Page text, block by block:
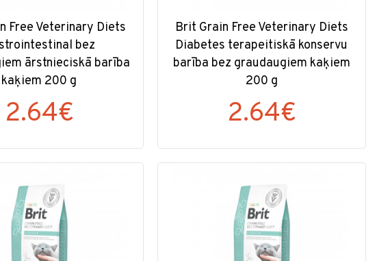
Free Veterinary Diets
bez
ārstnieciskā barība
kaķiem 200 g
2.64€
Brit Grain Free Veterinary Diets
Diabetes terapeitiskā konservu
barība bez graudaugiem kaķiem
200 g
2.64€